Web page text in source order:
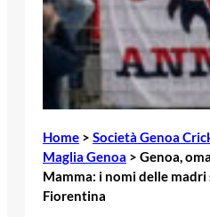
Home > Società Genoa
Maglia Genoa > Genoa,
Mamma: i nomi delle
Fiorentina